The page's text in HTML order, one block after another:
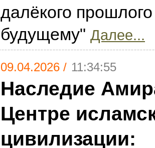
далёкого
будущему" Далее...
09.04.2026 / 11:34:55
Наследие
Центре
цивилизации: